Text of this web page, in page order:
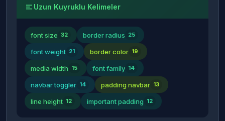
Uzun Kuyruklu Kelimeler
font size 32 border radius 25
font weight 21 border color 19
media width 15 font family 14
navbar toggler 14 padding navbar 13
line height 12 important padding 12